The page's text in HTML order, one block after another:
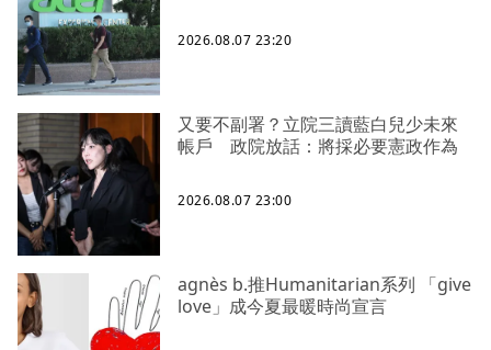
2026.08.07 23:20
又要不副署？立院三讀藍白兒少未來
帳戶 政院放話：將採必要憲政作為
2026.08.07 23:00
agnès b.推Humanitarian系列 「give
love」成今夏最暖時尚宣言